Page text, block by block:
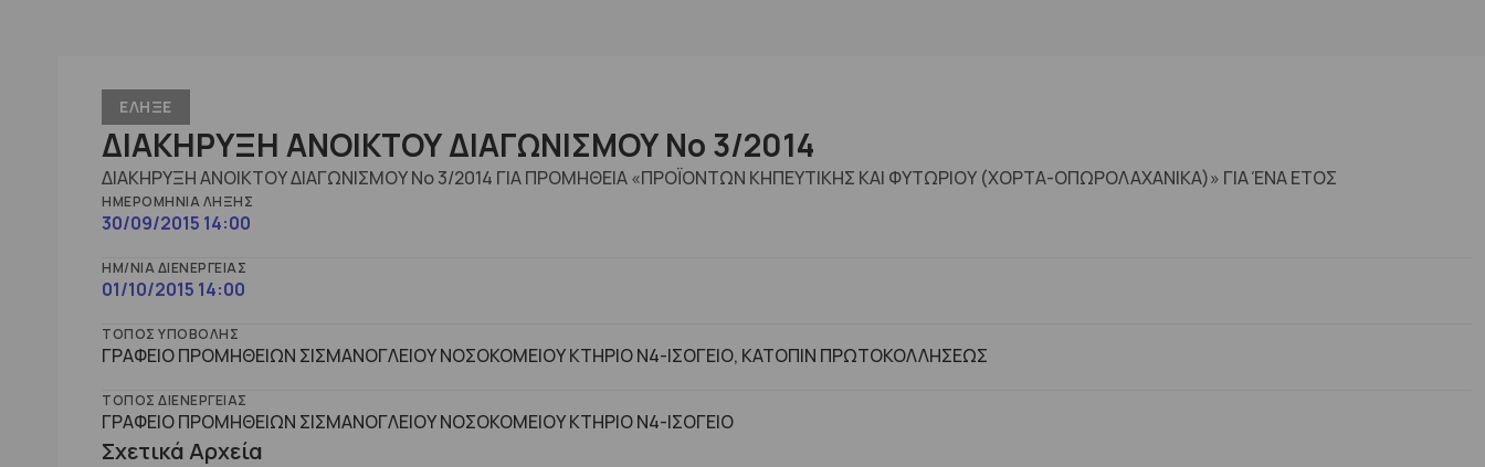
ΕΛΗΞΕ
ΔΙΑΚΗΡΥΞΗ ΑΝΟΙΚΤΟΥ ΔΙΑΓΩΝΙΣΜΟΥ Νο 3/2014
ΔΙΑΚΗΡΥΞΗ ΑΝΟΙΚΤΟΥ ΔΙΑΓΩΝΙΣΜΟΥ Νο 3/2014 ΓΙΑ ΠΡΟΜΗΘΕΙΑ «ΠΡΟΪΟΝΤΩΝ ΚΗΠΕΥΤΙΚΗΣ ΚΑΙ ΦΥΤΩΡΙΟΥ (ΧΟΡΤΑ-ΟΠΩΡΟΛΑΧΑΝΙΚΑ)» ΓΙΑ ΈΝΑ ΕΤΟΣ
ΗΜΕΡΟΜΗΝΊΑ ΛΉΞΗΣ
30/09/2015 14:00
ΗΜ/ΝΊΑ ΔΙΕΝΈΡΓΕΙΑΣ
01/10/2015 14:00
ΤΌΠΟΣ ΥΠΟΒΟΛΉΣ
ΓΡΑΦΕΙΟ ΠΡΟΜΗΘΕΙΩΝ ΣΙΣΜΑΝΟΓΛΕΙΟΥ ΝΟΣΟΚΟΜΕΙΟΥ ΚΤΗΡΙΟ Ν4-ΙΣΟΓΕΙΟ, ΚΑΤΟΠΙΝ ΠΡΩΤΟΚΟΛΛΗΣΕΩΣ
ΤΌΠΟΣ ΔΙΕΝΈΡΓΕΙΑΣ
ΓΡΑΦΕΙΟ ΠΡΟΜΗΘΕΙΩΝ ΣΙΣΜΑΝΟΓΛΕΙΟΥ ΝΟΣΟΚΟΜΕΙΟΥ ΚΤΗΡΙΟ Ν4-ΙΣΟΓΕΙΟ
Σχετικά Αρχεία